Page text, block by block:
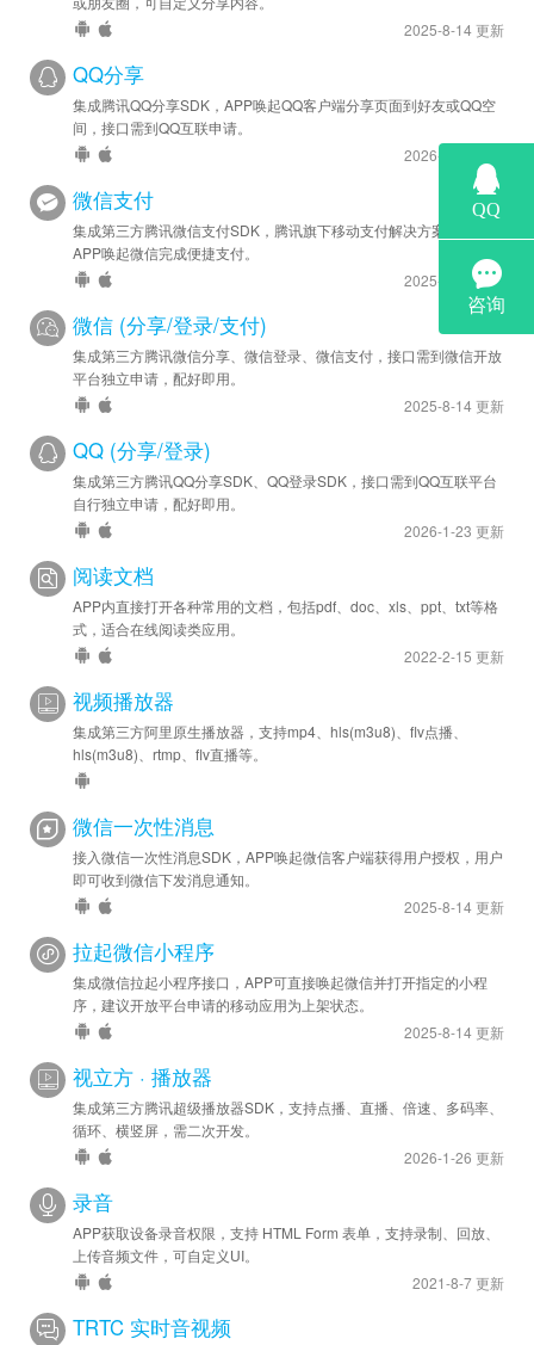
2022-04-05
2022-03-06
安卓优化 - SDK 升级至 v44165
安卓优化 - SDK 升级至 v44153
2021-12-20
安卓优化 - SDK 升级至 v44136
2021-12-03
安卓优化 - SDK 升级至 v44132
2021-11-26
安卓优化 - SDK 升级至 v44115
2021-08-17
安卓优化 - SDK 升级至 v44085
2021-07-20
安卓优化 - SDK 升级至 v44065
2025-8-14 更新
QQ分享
集成腾讯QQ分享SDK，APP唤起QQ客户端分享页面到好友或QQ空
间，接口需到QQ互联申请。
2026-1-23 更新
微信支付
集成第三方腾讯微信支付SDK，腾讯旗下移动支付解决方案，实现
APP唤起微信完成便捷支付。
2025-8-14 更新
微信 (分享/登录/支付)
集成第三方腾讯微信分享、微信登录、微信支付，接口需到微信开放
平台独立申请，配好即用。
2025-8-14 更新
QQ (分享/登录)
集成第三方腾讯QQ分享SDK、QQ登录SDK，接口需到QQ互联平台
自行独立申请，配好即用。
2026-1-23 更新
阅读文档
APP内直接打开各种常用的文档，包括pdf、doc、xls、ppt、txt等格
式，适合在线阅读类应用。
2022-2-15 更新
视频播放器
集成第三方阿里原生播放器，支持mp4、hls(m3u8)、flv点播、
hls(m3u8)、rtmp、flv直播等。
微信一次性消息
接入微信一次性消息SDK，APP唤起微信客户端获得用户授权，用户
即可收到微信下发消息通知。
2025-8-14 更新
拉起微信小程序
集成微信拉起小程序接口，APP可直接唤起微信并打开指定的小程
序，建议开放平台申请的移动应用为上架状态。
2025-8-14 更新
视立方 · 播放器
集成第三方腾讯超级播放器SDK，支持点播、直播、倍速、多码率、
循环、横竖屏，需二次开发。
2026-1-26 更新
录音
APP获取设备录音权限，支持 HTML Form 表单，支持录制、回放、
上传音频文件，可自定义UI。
2021-8-7 更新
TRTC 实时音视频